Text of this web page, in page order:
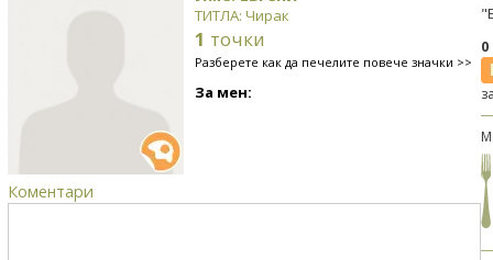
ТИТЛА: Чирак
1 точки
Разберете как да печелите повече значки >>
За мен:
Коментари